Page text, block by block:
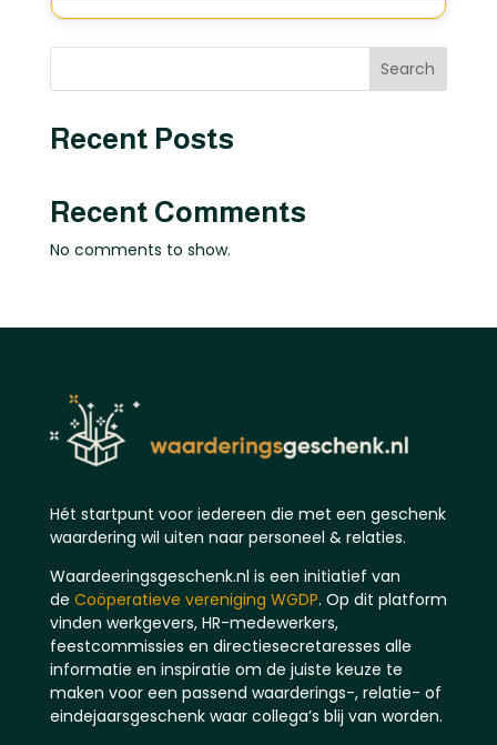
Search
Recent Posts
Recent Comments
No comments to show.
Hét startpunt voor iedereen die met een geschenk
waardering wil uiten naar personeel & relaties.
Waardeeringsgeschenk.nl is een initiatief van
de Coöperatieve vereniging WGDP. Op dit platform
vinden werkgevers, HR-medewerkers,
feestcommissies en directiesecretaresses alle
informatie en inspiratie om de juiste keuze te
maken voor een passend waarderings-, relatie- of
eindejaarsgeschenk waar collega’s blij van worden.